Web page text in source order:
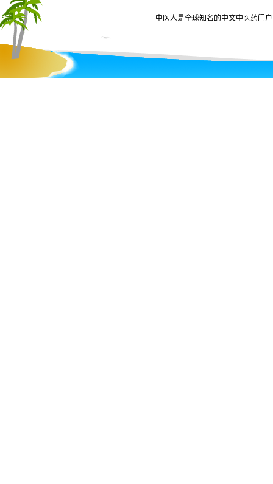
中医人是全球知名的中文中医药门